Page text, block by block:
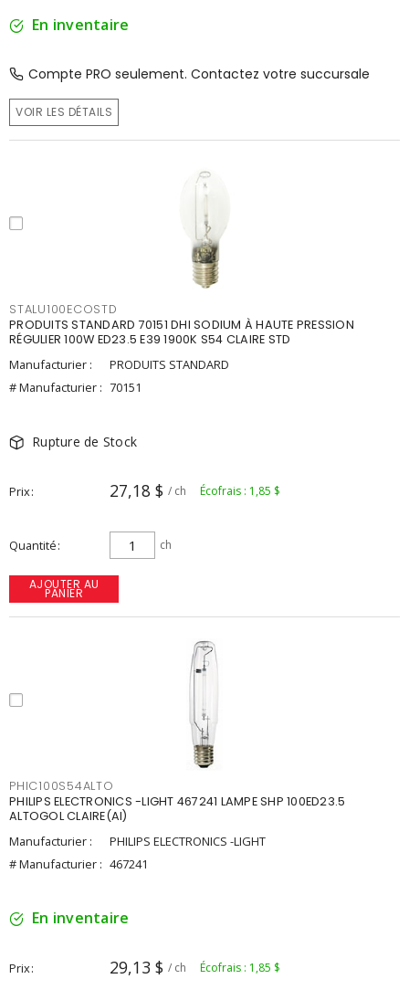
En inventaire
Compte PRO seulement. Contactez votre succursale
VOIR LES DÉTAILS
STALU100ECOSTD
PRODUITS STANDARD 70151 DHI SODIUM À HAUTE PRESSION
RÉGULIER 100W ED23.5 E39 1900K S54 CLAIRE STD
Manufacturier :
PRODUITS STANDARD
# Manufacturier : 70151
Rupture de Stock
Prix 27,18 $ / ch Écofrais : 1,85 $
Quantité ch
AJOUTER AU
PANIER
PHIC100S54ALTO
PHILIPS ELECTRONICS -LIGHT 467241 LAMPE SHP 100ED23.5
ALTOGOL CLAIRE(AI)
Manufacturier :
PHILIPS ELECTRONICS -LIGHT
# Manufacturier : 467241
En inventaire
Prix 29,13 $ / ch Écofrais : 1,85 $